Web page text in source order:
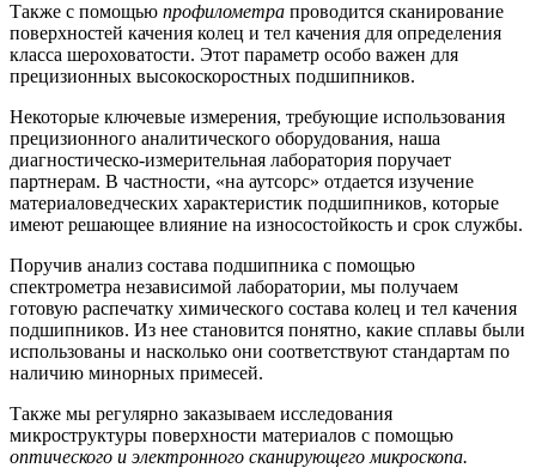
Также с помощью профилометра проводится сканирование
поверхностей качения колец и тел качения для определения
класса шероховатости. Этот параметр особо важен для
прецизионных высокоскоростных подшипников.
Некоторые ключевые измерения, требующие использования
прецизионного аналитического оборудования, наша
диагностическо-измерительная лаборатория поручает
партнерам. В частности, «на аутсорс» отдается изучение
материаловедческих характеристик подшипников, которые
имеют решающее влияние на износостойкость и срок службы.
Поручив анализ состава подшипника с помощью
спектрометра независимой лаборатории, мы получаем
готовую распечатку химического состава колец и тел качения
подшипников. Из нее становится понятно, какие сплавы были
использованы и насколько они соответствуют стандартам по
наличию минорных примесей.
Также мы регулярно заказываем исследования
микроструктуры поверхности материалов с помощью
оптического и электронного сканирующего микроскопа.